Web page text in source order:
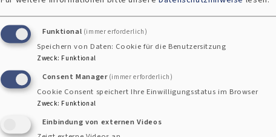
Funktional (immer erforderlich)
Speichern von Daten: Cookie für die Benutzersitzung
Zweck: Funktional
Consent Manager (immer erforderlich)
Cookie Consent speichert Ihre Einwilligungsstatus im Browser
Zweck: Funktional
Einbindung von externen Videos